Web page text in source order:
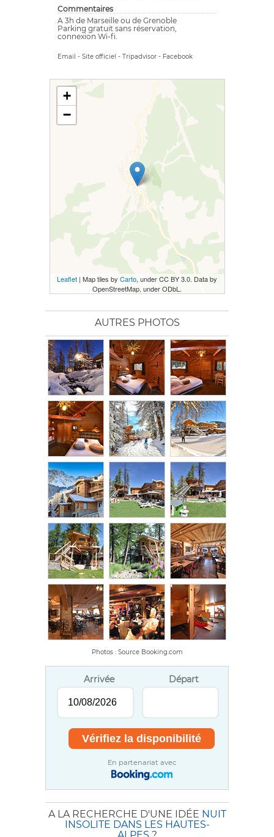
Commentaires
A 3h de Marseille ou de Grenoble
Parking gratuit sans réservation,
connexion Wi-fi.
Email - Site officiel - Tripadvisor - Facebook
+
−
Leaflet | Map tiles by Carto, under CC BY 3.0. Data by
OpenStreetMap, under ODbL.
AUTRES PHOTOS
Photos : Source Booking.com
Arrivée Départ
En partenariat avec
A LA RECHERCHE D'UNE IDÉE NUIT
INSOLITE DANS LES HAUTES-
ALPES ?